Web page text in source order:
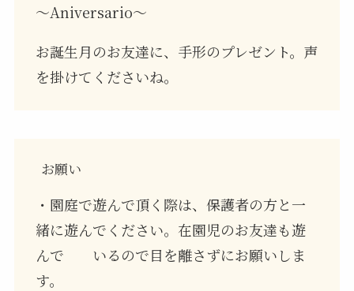
～Aniversario～
お誕生月のお友達に、手形のプレゼント。声
を掛けてくださいね。
お願い
・園庭で遊んで頂く際は、保護者の方と一
緒に遊んでください。在園児のお友達も遊
んで いるので目を離さずにお願いしま
す。